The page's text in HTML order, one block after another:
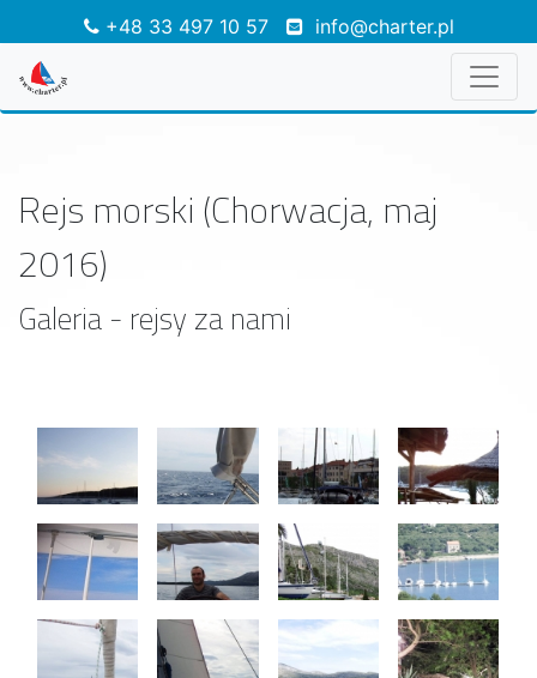
+48 33 497 10 57 info@charter.pl
Rejs morski (Chorwacja, maj
2016)
Galeria - rejsy za nami